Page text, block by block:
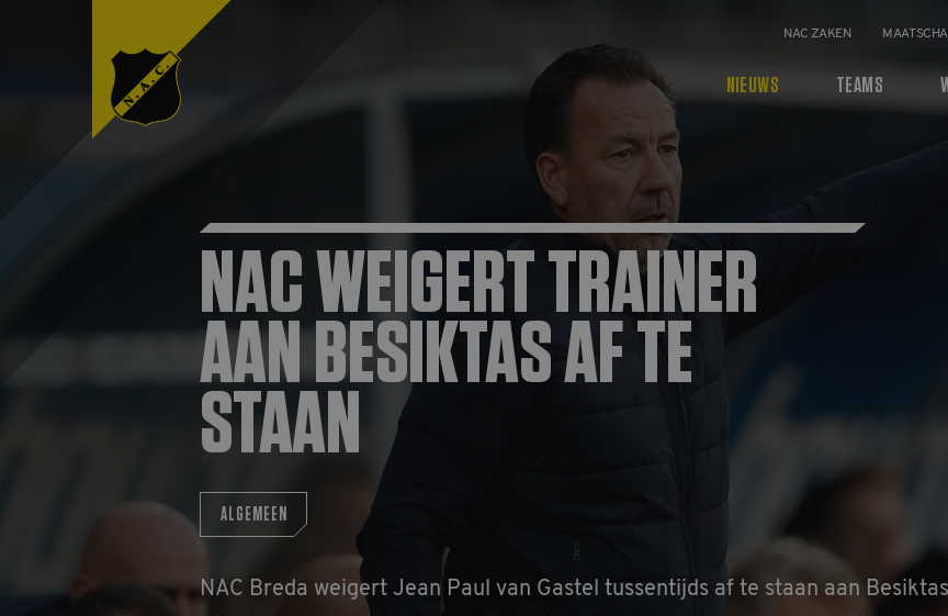
NAC ZAKEN
NIEUWS TEAMS
NAC WEIGERT TRAINER
AAN BESIKTAS AF TE
STAAN
ALGEMEEN
NAC Breda weigert Jean Paul van Gastel tussentijds af te staan aan